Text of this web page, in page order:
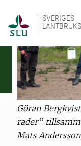
SVERIGES
Göran
rader”
Mats